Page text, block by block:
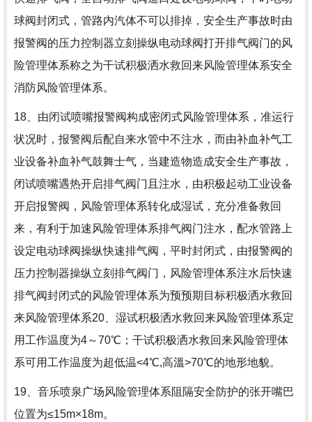
球阀封闭式，管路内汽体不可以排掉，安全生产事故时由
报警阀的压力控制器立刻操纵电动球阀打开排气阀门的风
险管理体系称之为干试积极洒水救回来风险管理体系安全
消防风险管理体系。
18、由闭试喷嘴报警阀构成密闭式风险管理体系，准运行
状况时，报警阀后配自来水管中不注水，而由补血补气工
业设备补血补气鼓舞士气，当建造物造成安全生产事故，
闭试喷嘴遇热开启排气阀门且注水，由积极起动工业设备
开启报警阀，风险管理体系转化成湿试，充分准备救回
来，有利于加速风险管理体系排气阀门注水，配水管路上
设定电动球阀操纵快速排气阀，平时封闭式，由报警阀的
压力控制器操纵立刻排气阀门，风险管理体系注水后快速
排气阀封闭式的风险管理体系为预预期目标积极洒水救回
来风险管理体系20、湿试积极洒水救回来风险管理体系定
用工作温度为4～70℃；干试积极洒水救回来风险管理体
系可用工作温度为超低温<4℃,高溫>70℃的地形地貌。
19、音乐喷泉广场风险管理体系阻隔安全防护的张开嘴巴
位置为≤15m×18m。